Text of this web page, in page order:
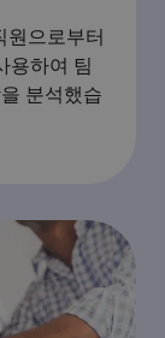
원으로부터
용하여 팀
분석했습